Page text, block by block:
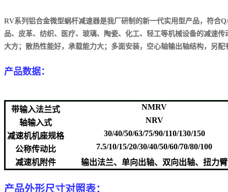
RV系列铝合金微型蜗杆减速器是我厂研制的新一代实用型产品，符合
品、皮革、纺织、医疗、玻璃、陶瓷、化工、轻工等机械设备的减速
大方；散热性能好，承载能力大；多面安装，空心轴输出轴结构，另
产品数据：
带输入法兰式
NMRV
轴输入式
NRV
减速机机座规格
30/40/50/63/75/90/110/130/150
公称传动比
7.5/10/15/20/30/40/50/60/70/80/100
减速机附件
输出法兰、单向出轴、双向出轴、扭力臂
产品外形尺寸对照表：